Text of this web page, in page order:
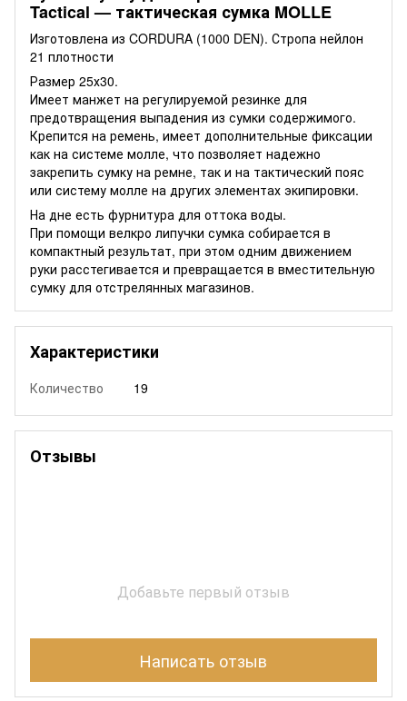
Tactical — тактическая сумка MOLLE
Изготовлена из CORDURA (1000 DEN). Стропа нейлон
21 плотности
Размер 25х30.
Имеет манжет на регулируемой резинке для
предотвращения выпадения из сумки содержимого.
Крепится на ремень, имеет дополнительные фиксации
как на системе молле, что позволяет надежно
закрепить сумку на ремне, так и на тактический пояс
или систему молле на других элементах экипировки.
На дне есть фурнитура для оттока воды.
При помощи велкро липучки сумка собирается в
компактный результат, при этом одним движением
руки расстегивается и превращается в вместительную
сумку для отстрелянных магазинов.
Характеристики
Количество 19
Отзывы
Добавьте первый отзыв
Написать отзыв